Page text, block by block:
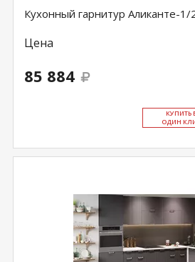
Кухонный гарнитур Аликанте-
Цена
85 884
КУ­ПИТЬ
ОДИН